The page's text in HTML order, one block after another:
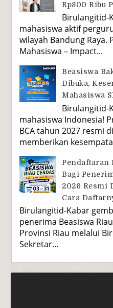
Rp800 Ribu
Birulangitid-
mahasiswa aktif
wilayah Bandung Raya.
Mahasiswa – Impact...
Beasiswa
Dibuka,
Mahasiswa
Birulangitid-
mahasiswa Indonesia!
BCA tahun 2027 resmi
memberikan
Pendaftaran
Bagi
2026 Resmi
Cara
Birulangitid-Kabar
penerima Beasiswa
Provinsi Riau melalui
Sekretar...